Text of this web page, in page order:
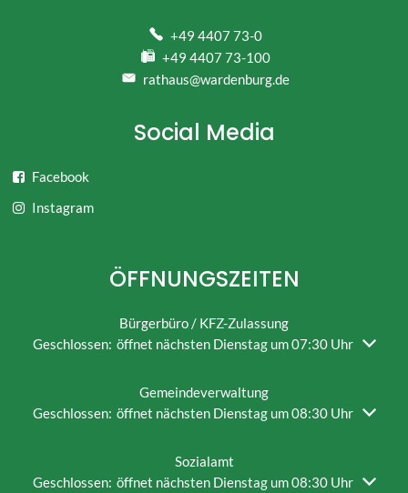
+49 4407 73-0
+49 4407 73-100
rathaus@wardenburg.de
Social Media
Facebook
Instagram
ÖFFNUNGSZEITEN
Bürgerbüro / KFZ-Zulassung
Klicken, um weitere Öffnungs- oder Schließzeiten
Geschlossen: öffnet nächsten Dienstag um 07:30 Uhr
Gemeindeverwaltung
Klicken, um weitere Öffnungs- oder Schließzeiten
Geschlossen: öffnet nächsten Dienstag um 08:30 Uhr
Sozialamt
Klicken, um weitere Öffnungs- oder Schließzeiten
Geschlossen: öffnet nächsten Dienstag um 08:30 Uhr